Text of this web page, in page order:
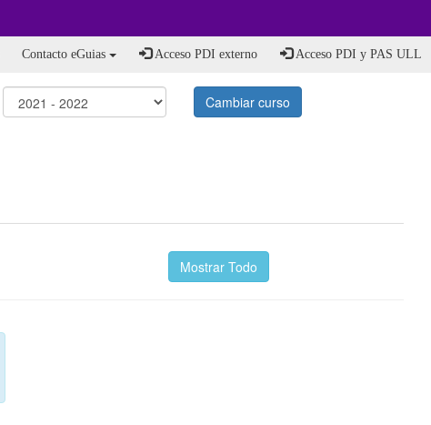
Contacto eGuias Acceso PDI externo Acceso PDI y PAS ULL
Cambiar curso
Mostrar Todo